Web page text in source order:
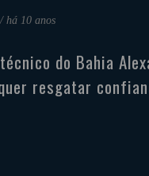
/ há 10 anos
do Bahia
resgatar